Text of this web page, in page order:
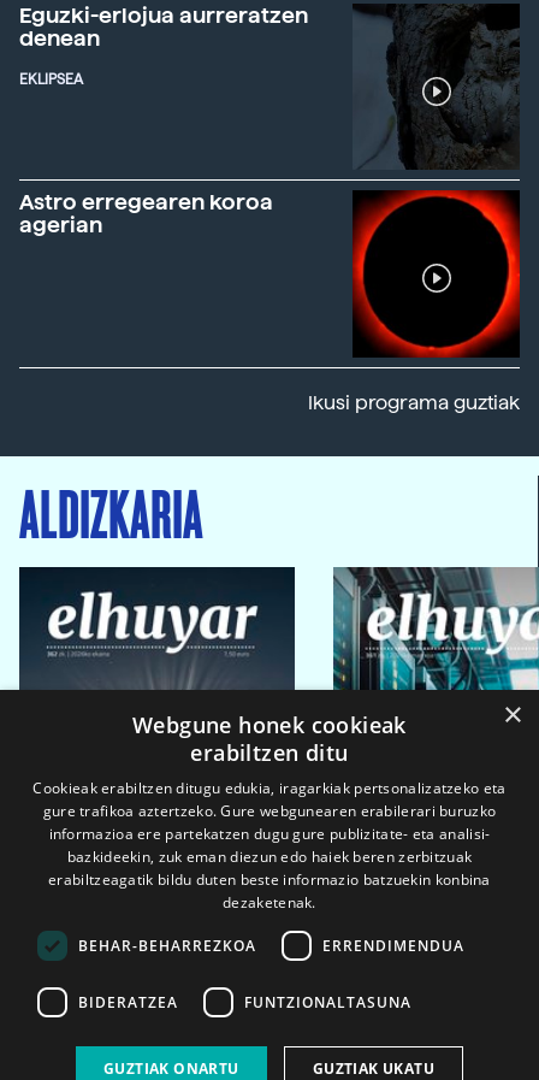
Eguzki-erlojua aurreratzen
denean
EKLIPSEA
Astro erregearen koroa
agerian
Ikusi programa guztiak
ALDIZKARIA
2026ko eka. 1a 2026ko mar. 1a
×
Webgune honek cookieak
erabiltzen ditu
Cookieak erabiltzen ditugu edukia, iragarkiak pertsonalizatzeko eta
gure trafikoa aztertzeko. Gure webgunearen erabilerari buruzko
informazioa ere partekatzen dugu gure publizitate- eta analisi-
bazkideekin, zuk eman diezun edo haiek beren zerbitzuak
erabiltzeagatik bildu duten beste informazio batzuekin konbina
dezaketenak.
BEHAR-BEHARREZKOA ERRENDIMENDUA
BIDERATZEA FUNTZIONALTASUNA
GUZTIAK ONARTU GUZTIAK UKATU